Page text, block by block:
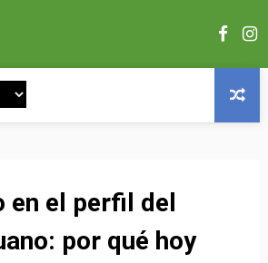
en el perfil del
por qué hoy